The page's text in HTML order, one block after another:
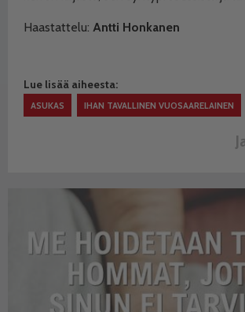
Haastattelu: Antti Honkanen
Lue lisää aiheesta:
ASUKAS IHAN TAVALLINEN VUOSAARELAINEN